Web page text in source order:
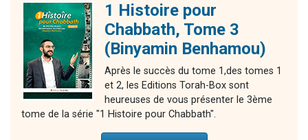
1 Histoire pour
Chabbath, Tome 3
(Binyamin Benhamou)
Après le succès du tome 1,des tomes 1
et 2, les Editions Torah-Box sont
heureuses de vous présenter le 3ème
tome de la série "1 Histoire pour Chabbath".